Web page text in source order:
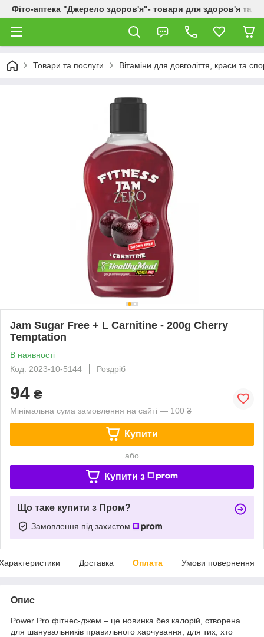
Фіто-аптека "Джерело здоров'я"- товари для здоров'я та
Товари та послуги Вітаміни для довголіття, краси та
Jam Sugar Free + L Carnitine - 200g Cherry
Temptation
В наявності
Код: 2023-10-5144
Роздріб
94 ₴
Мінімальна сума замовлення на сайті — 100 ₴
Купити
або
Купити з
Що таке купити з Пром?
Замовлення під захистом
Доставка Оплата Умови повернення
Опис
Power Pro фітнес-джем – це новинка без калорій, створена
для шанувальників правильного харчування, для тих, хто